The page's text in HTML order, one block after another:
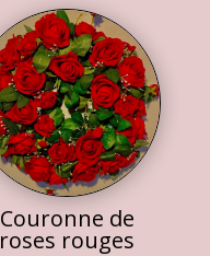
Couronne de
roses rouges